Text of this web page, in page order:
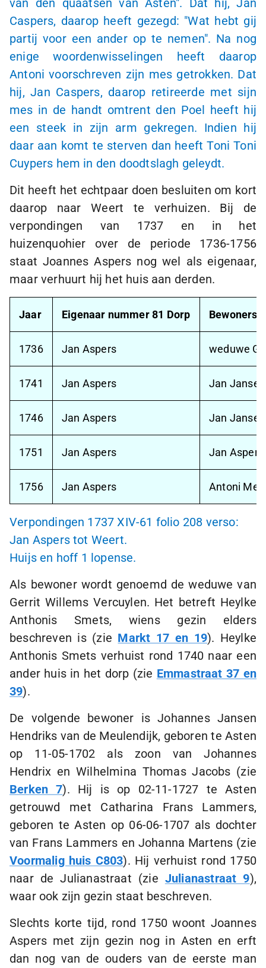
van den quaatsen van Asten". Dat hij, Jan
Caspers, daarop heeft gezegd: "Wat hebt gij
partij voor een ander op te nemen". Na nog
enige woordenwisselingen heeft daarop
Antoni voorschreven zijn mes getrokken. Dat
hij, Jan Caspers, daarop retireerde met sijn
mes in de handt omtrent den Poel heeft hij
een steek in zijn arm gekregen. Indien hij
daar aan komt te sterven dan heeft Toni Toni
Cuypers hem in den doodtslagh geleydt.
Dit heeft het echtpaar doen besluiten om kort
daarop naar Weert te verhuizen. Bij de
verpondingen van 1737 en in het
huizenquohier over de periode 1736-1756
staat Joannes Aspers nog wel als eigenaar,
maar verhuurt hij het huis aan derden.
Jaar Eigenaar nummer 81 Dorp Bewoners
1736 Jan Aspers weduwe
1741 Jan Aspers Jan Janse
1746 Jan Aspers Jan Janse
1751 Jan Aspers Jan Aspers
1756 Jan Aspers Antoni
Verpondingen 1737 XIV-61 folio 208 verso:
Jan Aspers tot Weert.
Huijs en hoff 1 lopense.
Als bewoner wordt genoemd de weduwe van
Gerrit Willems Vercuylen. Het betreft Heylke
Anthonis Smets, wiens gezin elders
beschreven is (zie Markt 17 en 19). Heylke
Anthonis Smets verhuist rond 1740 naar een
ander huis in het dorp (zie Emmastraat 37 en
39).
De volgende bewoner is Johannes Jansen
Hendriks van de Meulendijk, geboren te Asten
op 11-05-1702 als zoon van Johannes
Hendrix en Wilhelmina Thomas Jacobs (zie
Berken 7). Hij is op 02-11-1727 te Asten
getrouwd met Catharina Frans Lammers,
geboren te Asten op 06-06-1707 als dochter
van Frans Lammers en Johanna Martens (zie
Voormalig huis C803‎). Hij verhuist rond 1750
naar de Julianastraat (zie Julianastraat 9),
waar ook zijn gezin staat beschreven.
Slechts korte tijd, rond 1750 woont Joannes
Aspers met zijn gezin nog in Asten en erft
dan nog van de ouders van de eerste man